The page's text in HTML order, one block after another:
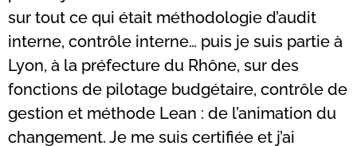
sur tout ce qui était méthodologie d’audit
interne, contrôle interne… puis je suis partie à
Lyon, à la préfecture du Rhône, sur des
fonctions de pilotage budgétaire, contrôle de
gestion et méthode Lean : de l’animation du
changement. Je me suis certifiée et j’ai